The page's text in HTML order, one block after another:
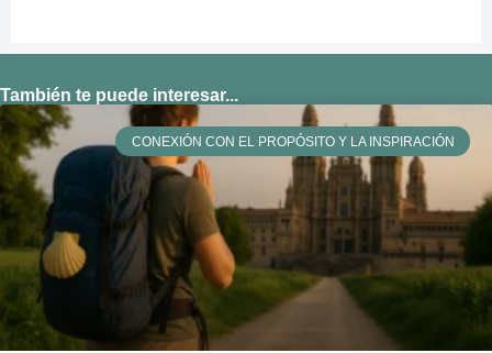
También te puede interesar...
CONEXIÓN CON EL PROPÓSITO Y LA INSPIRACIÓN